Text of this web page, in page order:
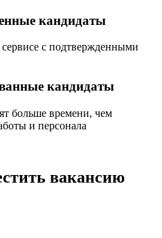
кандидаты
с подтвержденными
кандидаты
больше времени, чем
и персонала
вакансию